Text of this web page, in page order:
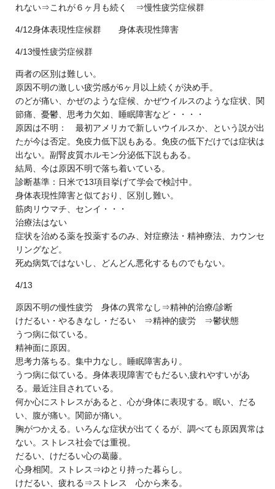
れない⇒これが６ヶ月も続く ⇒慢性疲労症候群
4/12身体表現性症候群 身体表現性障害
4/13慢性疲労症候群
両者の区別は難しい。
原因不明の激しい疲労感が6ヶ月以上続くが決め手。
のどが痛い、かぜのような症候、かぜウイルスのような症状、関
節痛、憂鬱、思考力欠如、睡眠障害など・・・・
原因は不明： 最初アメリカで新しいウイルスか、という説が出
たが今は否定。免疫力低下説もある。免疫の低下だけでは症状は
出ない。副腎皮質ホルモン分泌低下説もある。
結局、今は原因不明で落ち着いている。
診断基準：日米で13項目挙げて学会で検討中。
身体表現性障害と似ており、区別し難い。
筋肉リウマチ、センイ・・・
治療法はない
症状を治める薬を投薬するのみ、対症療法・精神療法、カウンセ
リングなど。
死ぬ病気ではないし、どんどん悪化するものでもない。
4/13
原因不明の慢性疲労 身体の異常なし⇒精神的治療/診断
けだるい・やるきなし・だるい ⇒精神的疲労 ⇒鬱状態
うつ病に似ている。
精神面に原因。
思考力落ちる。集中力なし。睡眠障害あり。
うつ病に似ている。身体表現障害でもだるい,疲れやすいがあ
る。最近注目されている。
何か心にストレスがあると、心が身体に表現する。眠い、だる
い、腹が痛い。関節が痛い。
胸がつかえる。いろんな症状が出てくるが、調べても原因異常は
ない。ストレス社会では重視。
だるい、けだるい心の葛藤。
心身相関。ストレス⇒ゆとり持った暮らし。
けだるい、疲れる⇒ストレス 心から来る。